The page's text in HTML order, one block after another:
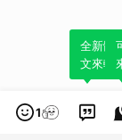
1
全新體
文來輕